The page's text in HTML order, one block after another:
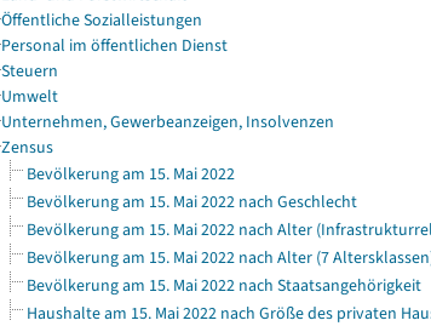
Öffentliche Sozialleistungen
Personal im öffentlichen Dienst
Steuern
Umwelt
Unternehmen, Gewerbeanzeigen, Insolvenzen
Zensus
Bevölkerung am 15. Mai 2022
Bevölkerung am 15. Mai 2022 nach Geschlecht
Bevölkerung am 15. Mai 2022 nach Alter
Bevölkerung am 15. Mai 2022 nach Alter (7
Bevölkerung am 15. Mai 2022 nach Staatsangehörigkeit
Haushalte am 15. Mai 2022 nach Größe des privaten